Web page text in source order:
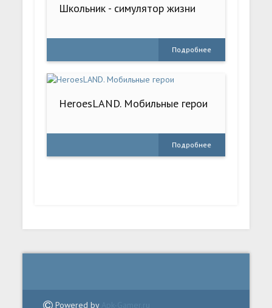
Школьник - симулятор жизни
Подробнее
HeroesLAND. Мобильные герои
Подробнее
Powered by